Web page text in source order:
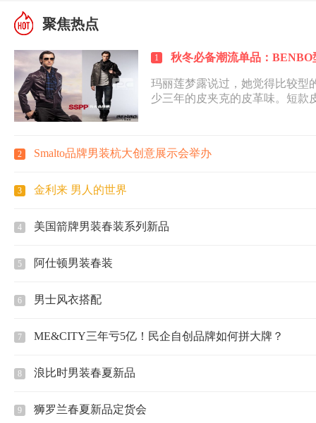
聚焦热点
1 秋冬必备潮流单品：BENBO
玛丽莲梦露说过，她觉得比较型
少三年的皮夹克的皮革味。短款
2 Smalto品牌男装杭大创意展示会举办
3 金利来 男人的世界
4 美国箭牌男装春装系列新品
5 阿仕顿男装春装
6 男士风衣搭配
7 ME&CITY三年亏5亿！民企自创品牌如何拼大牌？
8 浪比时男装春夏新品
9 狮罗兰春夏新品定货会